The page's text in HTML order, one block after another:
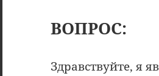
ВОПРОС:
Здравствуйте, я